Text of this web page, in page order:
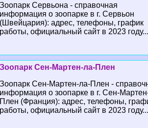
Зоопарк Сервьона - справочная
информация о зоопарке в г. Сервьон
(Швейцария): адрес, телефоны, график
работы, официальный сайт в 2023 году...
Зоопарк Сен-Мартен-ла-Плен
Зоопарк Сен-Мартен-ла-Плен -
информация о зоопарке в г. Сен-
Плен (Франция): адрес, телефоны,
работы, официальный сайт в 2023 году...